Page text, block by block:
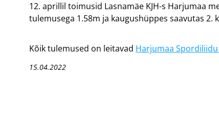
12. aprillil toimusid Lasnamäe KJH-s Harjumaa
tulemusega 1.58m ja kaugushüppes saavutas
Kõik tulemused on leitavad Harjumaa
15.04.2022